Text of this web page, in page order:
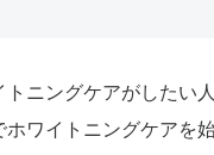
トニングケアがしたい人
ホワイトニングケアを